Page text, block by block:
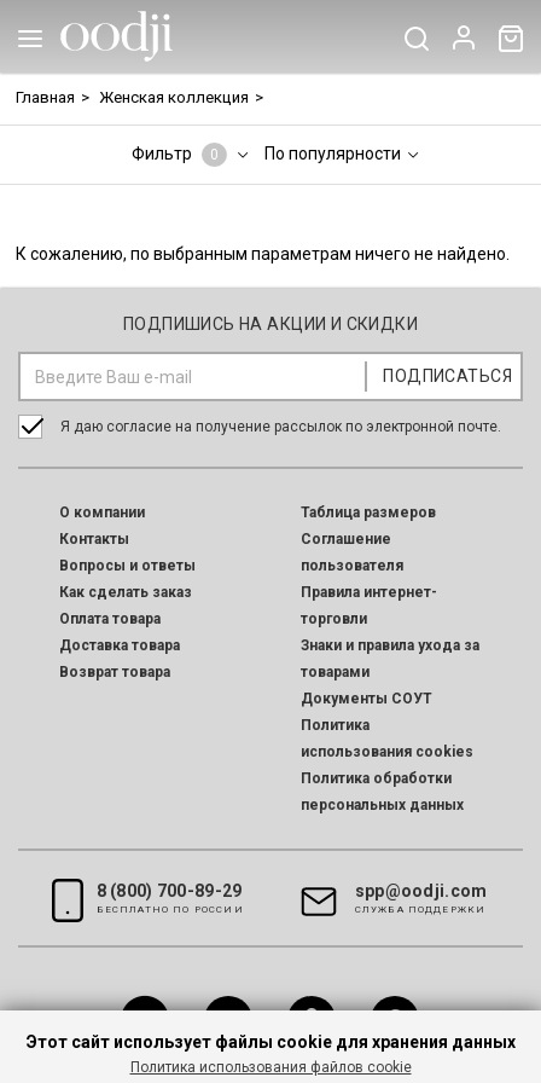
Главная > Женская коллекция >
Фильтр 0 По популярности
К сожалению, по выбранным параметрам ничего не найдено.
ПОДПИШИСЬ НА АКЦИИ И СКИДКИ
Я даю согласие на получение рассылок по электронной почте.
O компании
Контакты
Вопросы и ответы
Как сделать заказ
Оплата товара
Доставка товара
Возврат товара
Таблица размеров
Соглашение
пользователя
Правила интернет-
торговли
Знаки и правила ухода за
товарами
Документы СОУТ
Политика
использования cookies
Политика обработки
персональных данных
8 (800) 700-89-29
БЕСПЛАТНО ПО РОССИИ
spp@oodji.com
CЛУЖБА ПОДДЕРЖКИ
Этот сайт использует файлы cookie для хранения данных
Политика использования файлов cookie